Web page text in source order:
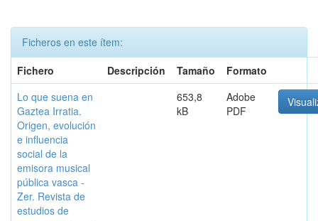
Ficheros en este ítem:
Fichero
Descripción Tamaño
Formato
Lo que suena en
Gaztea Irratia.
Origen, evolución
e influencia
social de la
emisora musical
pública vasca -
Zer. Revista de
estudios de
653,8
kB
Adobe
PDF